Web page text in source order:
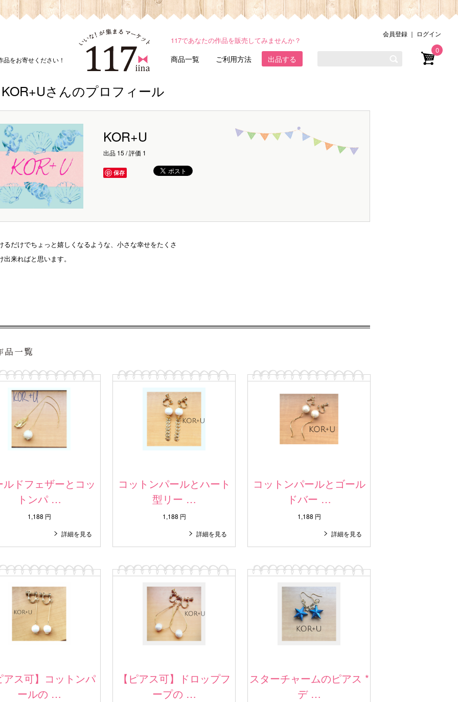
をお寄せください！
117であなたの作品を販売してみませんか？
商品一覧 ご利用方法 出品する
会員登録 ｜ ログイン
0
KOR+Uさんのプロフィール
KOR+U
出品 15 / 評価 1
保存
るだけでちょっと嬉しくなるような、小さな幸せをたくさ
出来ればと思います。
ルドフェザーとコッ
トンパ …
1,188 円
詳細を見る
コットンパールとハート
型リー …
1,188 円
詳細を見る
コットンパールとゴール
ドバー …
1,188 円
詳細を見る
アス可】コットンパ
ールの …
【ピアス可】ドロップフ
ープの …
スターチャームのピアス *
デ …